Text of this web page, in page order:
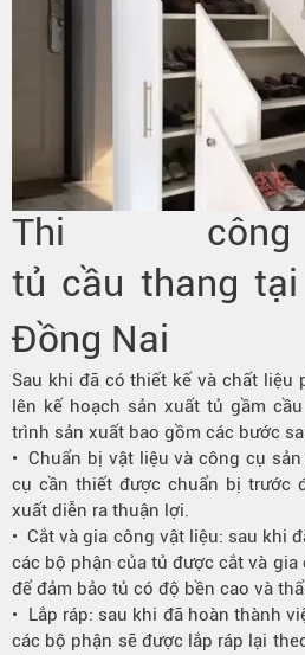
Thi
tủ cầu thang tại
Đồng Nai
Sau khi đã có thiết kế và chất liệu
lên kế hoạch sản xuất tủ gầm
trình sản xuất bao gồm các bước
• Chuẩn bị vật liệu và công cụ
cụ cần thiết được chuẩn bị trước
xuất diễn ra thuận lợi.
• Cắt và gia công vật liệu: sau khi
các bộ phận của tủ được cắt và
để đảm bảo tủ có độ bền cao và
• Lắp ráp: sau khi đã hoàn thành
các bộ phận sẽ được lắp ráp lại